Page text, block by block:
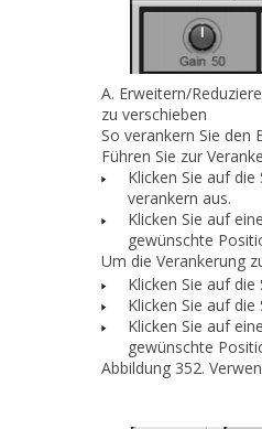
A. Erweitern/
zu verschieben
So verankern Sie den
Führen Sie zur
Klicken Sie auf die
verankern aus.
Klicken Sie auf
gewünschte
Um die Verankerung
Klicken Sie auf die
Klicken Sie auf die
Klicken Sie auf
gewünschte
Abbildung 352.